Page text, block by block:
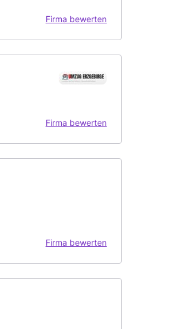
Firma bewerten
Firma bewerten
Firma bewerten